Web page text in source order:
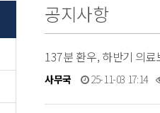
공지사항
137분 환우, 하반기 의
사무국 25-11-03 17:14